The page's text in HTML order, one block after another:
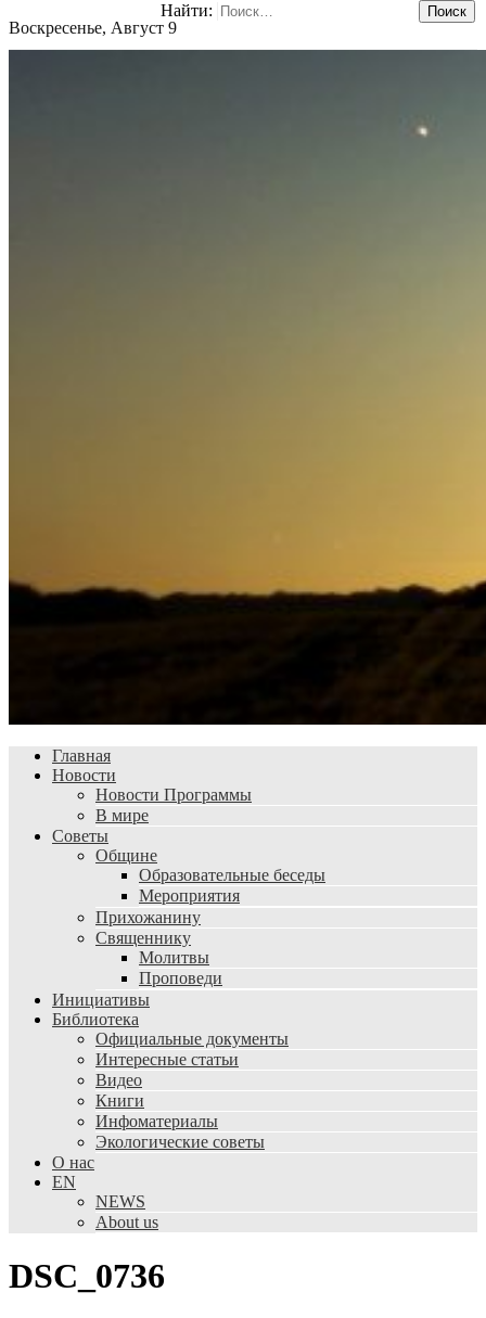
Воскресенье, Август 9
Найти:
Главная
Новости
Новости Программы
В мире
Советы
Общине
Образовательные беседы
Мероприятия
Прихожанину
Священнику
Молитвы
Проповеди
Инициативы
Библиотека
Официальные документы
Интересные статьи
Видео
Книги
Инфоматериалы
Экологические советы
О нас
EN
NEWS
About us
DSC_0736